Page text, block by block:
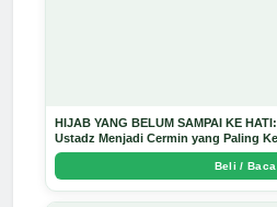
HIJAB YANG BELUM SAMPAI KE
Ustadz Menjadi Cermin yang Paling
Beli / Baca